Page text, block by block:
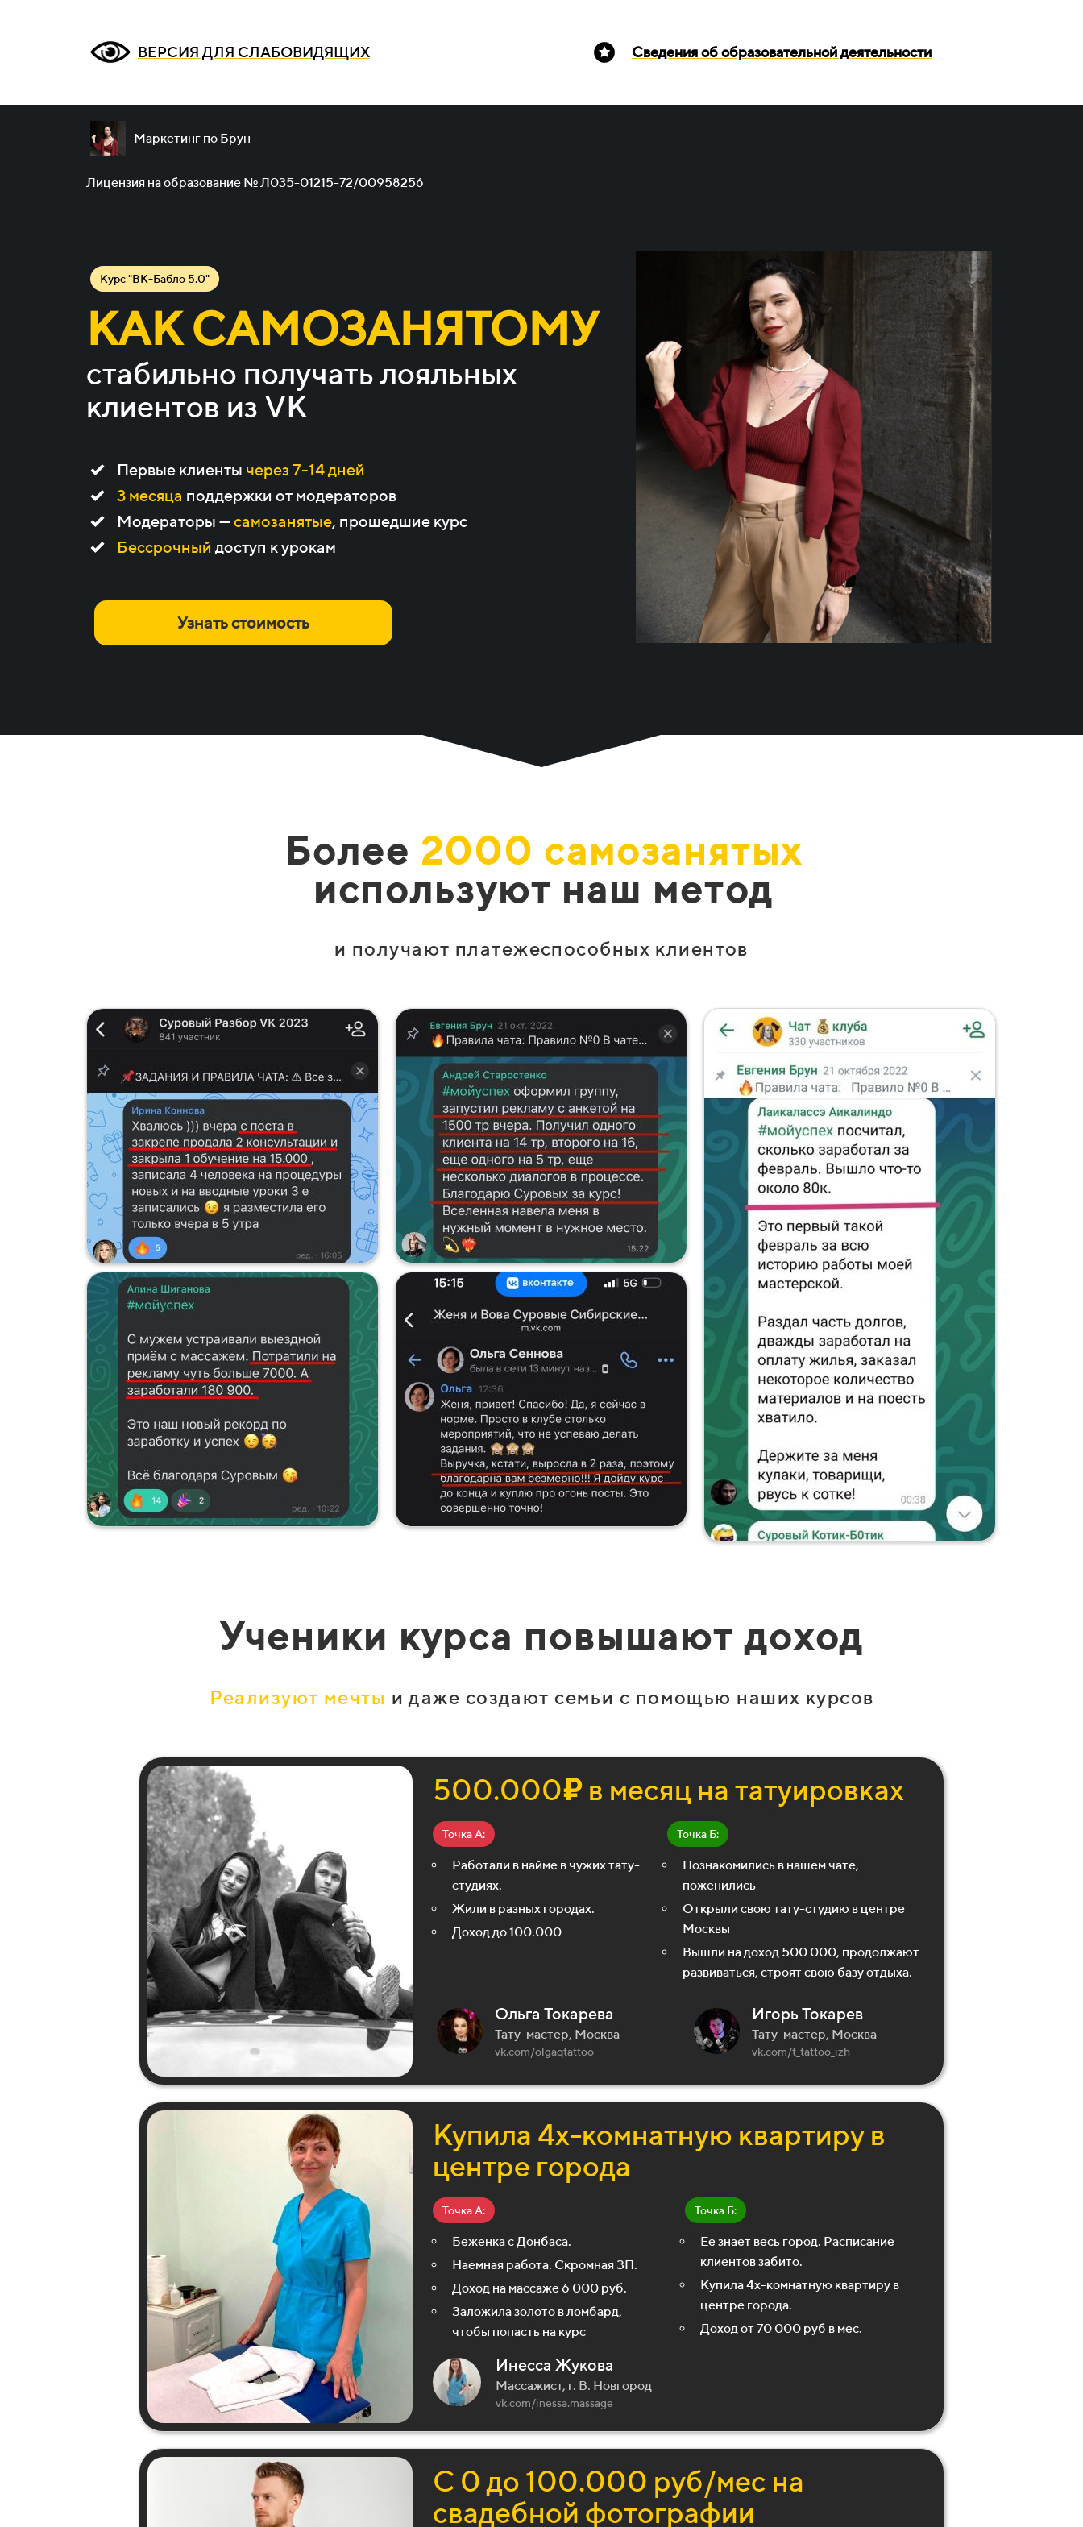
ВЕРСИЯ ДЛЯ СЛАБОВИДЯЩИХ Сведения об образовательной деятельности
Маркетинг по Брун
Лицензия на образование № Л035-01215-72/00958256
Курс "ВК-Бабло 5.0"
КАК САМОЗАНЯТОМУ
стабильно получать лояльных
клиентов из VK
Первые клиенты через 7-14 дней
3 месяца поддержки от модераторов
Модераторы —самозанятые, прошедшие курс
Бессрочный доступ к урокам
Узнать стоимость
Более 2000 самозанятых
используют наш метод
и получают платежеспособных клиентов
Ученики курса повышают доход
Реализуют мечты и даже создают семьи с помощью наших курсов
500.000₽ в месяц на татуировках
Точка А:
Работали в найме в чужих тату-
студиях.
Жили в разных городах.
Доход до 100.000
Точка Б:
Познакомились в нашем чате,
поженились
Открыли свою тату-студию в центре
Москвы
Вышли на доход 500 000, продолжают
развиваться, строят свою базу отдыха.
Ольга Токарева
Тату-мастер, Москва
vk.com/olgaqtattoo
Игорь Токарев
Тату-мастер, Москва
vk.com/t_tattoo_izh
Купила 4х-комнатную квартиру в
центре города
Точка А:
Беженка с Донбаса.
Наемная работа. Скромная ЗП.
Доход на массаже 6 000 руб.
Заложила золото в ломбард,
чтобы попасть на курс
Точка Б:
Ее знает весь город. Расписание
клиентов забито.
Купила 4х-комнатную квартиру в
центре города.
Доход от 70 000 руб в мес.
Инесса Жукова
Массажист, г. В. Новгород
vk.com/inessa.massage
С 0 до 100.000 руб/мес на
свадебной фотографии